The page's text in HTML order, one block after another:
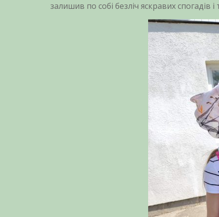
залишив по собі безліч яскравих спогадів